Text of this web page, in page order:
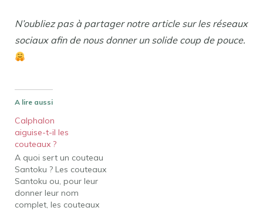
N’oubliez pas à partager notre article sur les réseaux
sociaux afin de nous donner un solide coup de pouce.
A lire aussi
Calphalon
aiguise-t-il les
couteaux ?
A quoi sert un couteau
Santoku ? Les couteaux
Santoku ou, pour leur
donner leur nom
complet, les couteaux